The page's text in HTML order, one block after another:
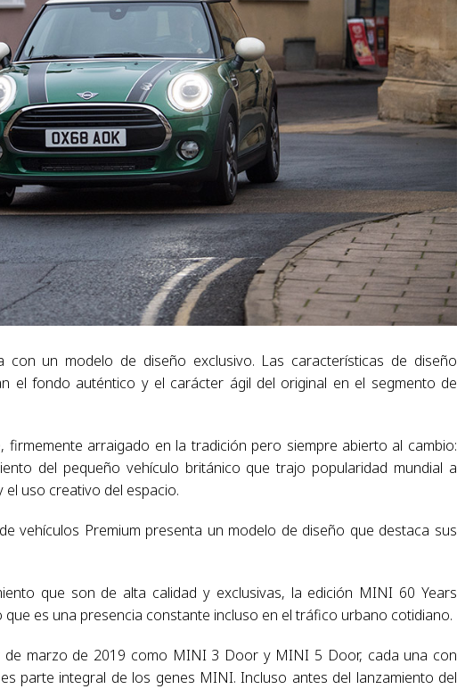
un modelo de diseño exclusivo. Las características de diseño
el fondo auténtico y el carácter ágil del original en el segmento de
firmemente arraigado en la tradición pero siempre abierto al cambio:
del pequeño vehículo británico que trajo popularidad mundial a
el uso creativo del espacio.
vehículos Premium presenta un modelo de diseño que destaca sus
que son de alta calidad y exclusivas, la edición MINI 60 Years
es una presencia constante incluso en el tráfico urbano cotidiano.
de marzo de 2019 como MINI 3 Door y MINI 5 Door, cada una con
parte integral de los genes MINI. Incluso antes del lanzamiento del